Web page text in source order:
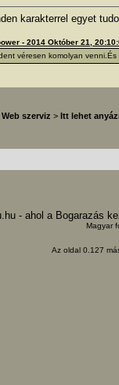
karakterrel egyet
- 2014 Október 21,
véresen komolyan
Web szerviz > Itt lehet
- ahol a Bogarazás
Magyar
Az oldal 0.127